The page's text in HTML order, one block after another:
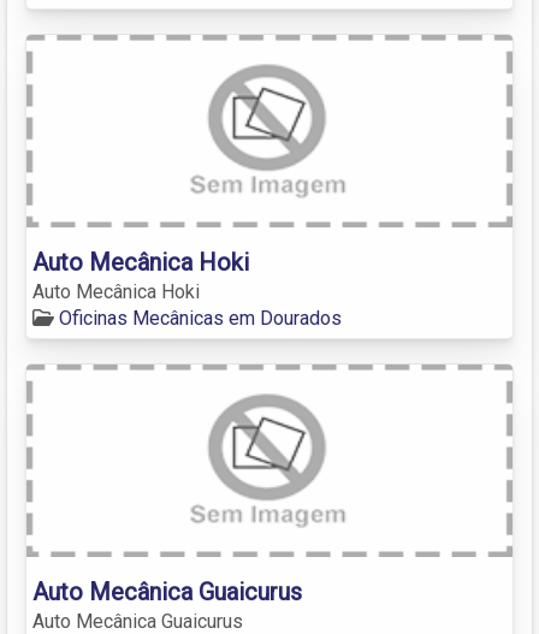
Auto Mecânica Hoki
Auto Mecânica Hoki
Oficinas Mecânicas em Dourados
Auto Mecânica Guaicurus
Auto Mecânica Guaicurus